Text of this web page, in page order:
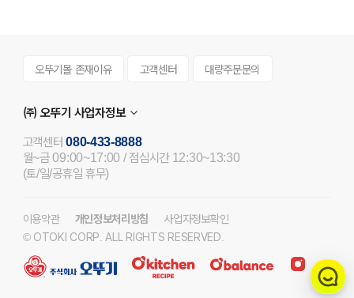
오뚜기몰 존재이유 고객센터 대량주문문의
㈜ 오뚜기 사업자정보
고객센터080-433-8888
월~금 09:00~17:00 / 점심시간 12:30~13:30
(토/일/공휴일 휴무)
이용약관 개인정보처리방침
사업자정보확인
© OTOKI CORP. ALL RIGHTS RESERVED.